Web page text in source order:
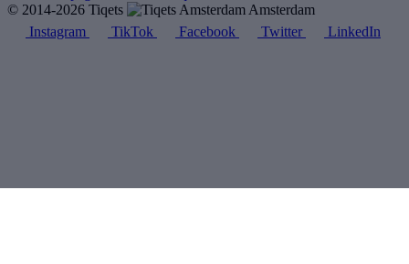
© 2014-2026 Tiqets
Amsterdam
Instagram
TikTok Facebook Twitter LinkedIn